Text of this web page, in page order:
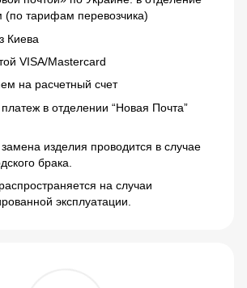
(по тарифам перевозчика)
Киева
VISA/Mastercard
на расчетный счет
в отделении “Новая Почта”
изделия проводится в случае
брака.
на случаи
эксплуатации.